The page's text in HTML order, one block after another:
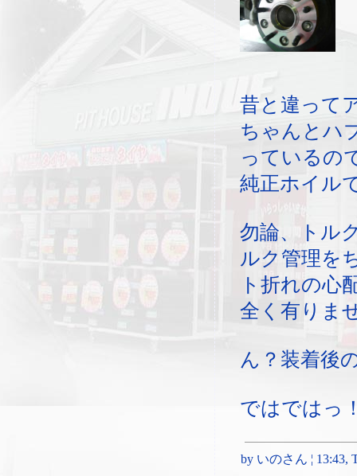
昔と違って
ちゃんとハ
っているの
純正ホイル
勿論、トル
ルク管理を
ト折れの心
全く有りま
ん？装着後
ではではっ
by いのさん ¦ 13:43,